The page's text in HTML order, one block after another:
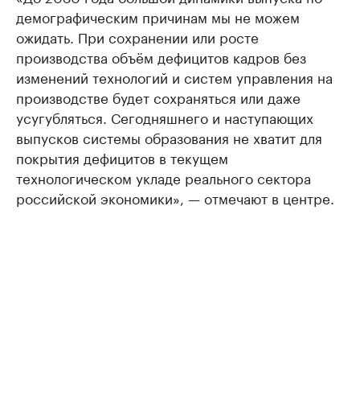
демографическим причинам мы не можем
ожидать. При сохранении или росте
производства объём дефицитов кадров без
изменений технологий и систем управления на
производстве будет сохраняться или даже
усугубляться. Сегодняшнего и наступающих
выпусков системы образования не хватит для
покрытия дефицитов в текущем
технологическом укладе реального сектора
российской экономики», — отмечают в центре.